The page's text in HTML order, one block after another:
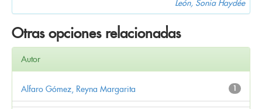
León, Sonia Haydée
Otras opciones relacionadas
Autor
1
Alfaro Gómez, Reyna Margarita